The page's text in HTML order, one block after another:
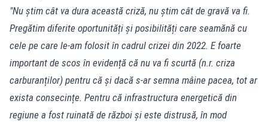
"Nu știm cât va dura această criză, nu știm cât de gravă va fi.
Pregătim diferite oportunități și posibilități care seamănă cu
cele pe care le-am folosit în cadrul crizei din 2022. E foarte
important de scos în evidență că nu va fi scurtă (n.r. criza
carburanților) pentru că și dacă s-ar semna mâine pacea, tot ar
exista consecințe. Pentru că infrastructura energetică din
regiune a fost ruinată de război și este distrusă, în mod